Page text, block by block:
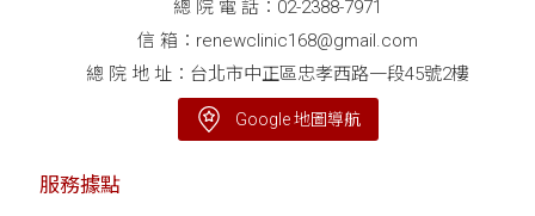
總 院 電 話： 02-2388-7971
信 箱： renewclinic168@gmail.com
總 院 地 址：台北市中正區忠孝西路一段45號2樓
Google 地圖導航
服務據點